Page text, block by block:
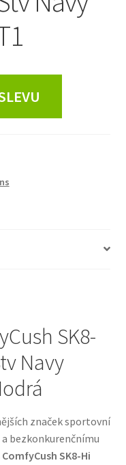
SK8-
Navy
značek sportovní
bezkonkurenčnímu
SK8-Hi